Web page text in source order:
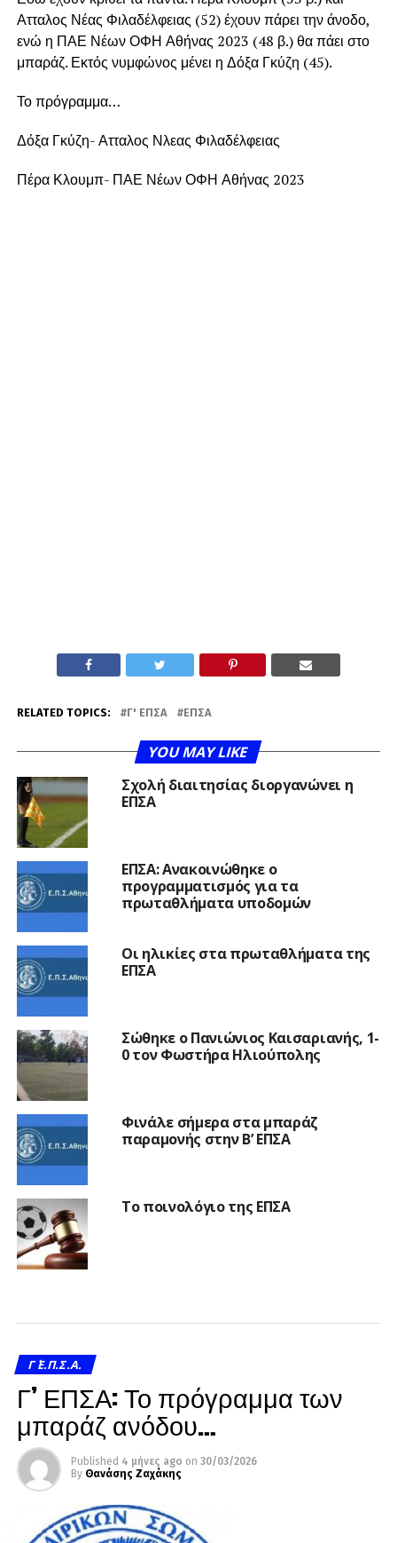
Ατταλος Νέας Φιλαδέλφειας (52) έχουν πάρει την άνοδο,
ενώ η ΠΑΕ Νέων ΟΦΗ Αθήνας 2023 (48 β.) θα πάει στο
μπαράζ. Εκτός νυμφώνος μένει η Δόξα Γκύζη (45).
Το πρόγραμμα…
Δόξα Γκύζη- Ατταλος Νλεας Φιλαδέλφειας
Πέρα Κλουμπ- ΠΑΕ Νέων ΟΦΗ Αθήνας 2023
RELATED TOPICS: Γ' ΕΠΣΑ ΕΠΣΑ
YOU MAY LIKE
Σχολή διαιτησίας διοργανώνει η
ΕΠΣΑ
ΕΠΣΑ: Ανακοινώθηκε ο
προγραμματισμός για τα
πρωταθλήματα υποδομών
Οι ηλικίες στα πρωταθλήματα της
ΕΠΣΑ
Σώθηκε ο Πανιώνιος Καισαριανής, 1-
0 τον Φωστήρα Ηλιούπολης
Φινάλε σήμερα στα μπαράζ
παραμονής στην Β’ ΕΠΣΑ
Το ποινολόγιο της ΕΠΣΑ
Γ΄ Ε.Π.Σ.Α.
Γ’ ΕΠΣΑ: Το πρόγραμμα των
μπαράζ ανόδου…
Published 4 μήνες ago on 30/03/2026
By Θανάσης Ζαχάκης